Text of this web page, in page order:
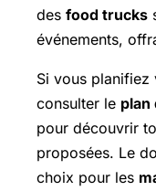
des food trucks
événements,
Si vous
consulter le plan
pour découvrir
proposées. Le
choix pour les